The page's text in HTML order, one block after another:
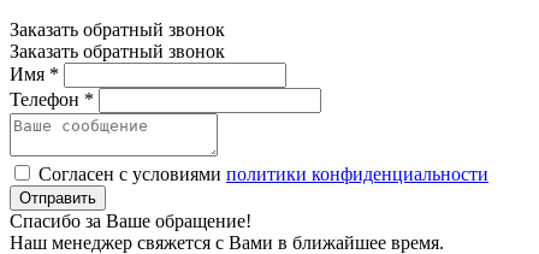
Заказать обратный звонок
Заказать обратный звонок
Имя *
Телефон *
Согласен с условиями политики конфиденциальности
Отправить
Спасибо за Ваше обращение!
Наш менеджер свяжется с Вами в ближайшее время.